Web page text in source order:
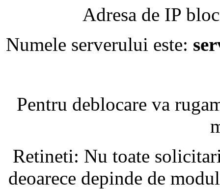
Adresa de IP
Numele serverului este:
Pentru deblocare va
Retineti: Nu toate
deoarece depinde de